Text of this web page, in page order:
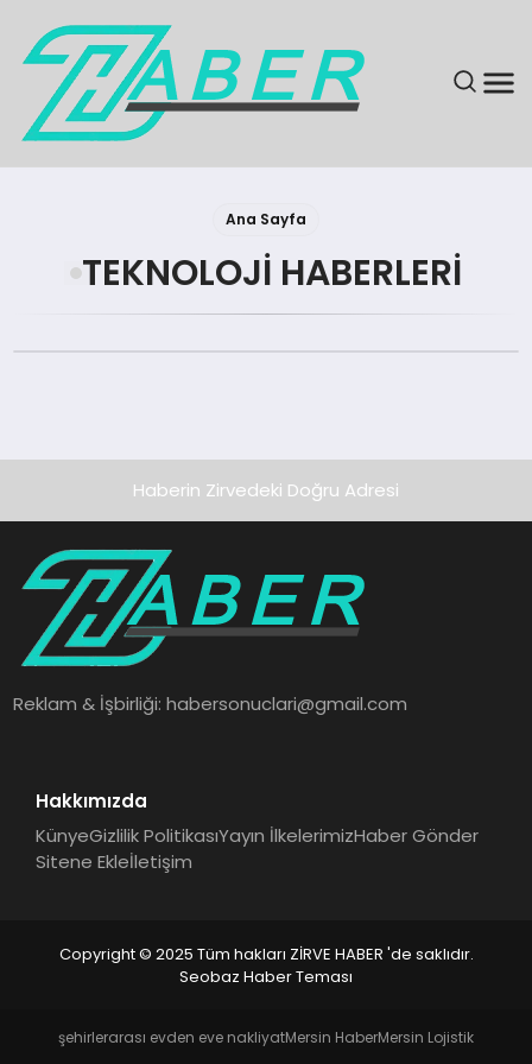
GÜNDEM
KÜLTÜR & SANAT
SAĞLIK
SPOR
TEKNOLOJI
Ana Sayfa
TEKNOLOJI HABERLERI
Haberin Zirvedeki Doğru Adresi
Reklam & İşbirliği:habersonuclari@gmail.com
Hakkımızda
KünyeGizlilik PolitikasıYayın İlkelerimizHaber Gönder
Sitene Ekleİletişim
Copyright © 2025 Tüm hakları ZİRVE HABER 'de saklıdır.
Seobaz Haber Teması
şehirlerarası evden eve nakliyatMersin HaberMersin Lojistik